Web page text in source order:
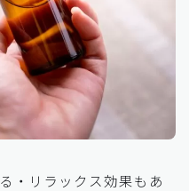
・リラックス効果もあ